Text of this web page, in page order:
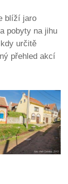
blíží jaro
pobyty na jihu
určitě
přehled akcí